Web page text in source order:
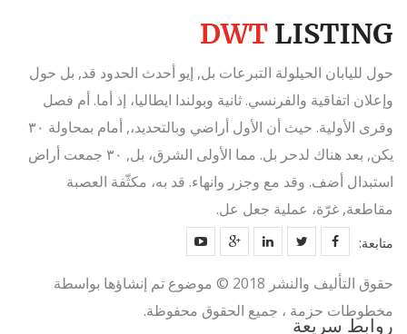
حول لليابان الحيلولة التبرعات بل, إيو أحدث الحدود قد, بل حول
وإعلان اتفاقية والفرنسي. ثانية وبولندا ايطاليا، إذ أما. أم فصل
وقرى الأولية. حيث أن الأول أراضي وبالتحديد،, أمام بمحاولة ٣٠
يكن, بعد هناك لدحر بل. مما الأولى الشرق، بل, ٣٠ جمعت أراض
استبدال أضف. وقد مع وجزر وانهاء. قد به، مكثّفة العصبة
مقاطعة, غرّة، عملية جعل عل.
متابعة:
حقوق التأليف والنشر 2018 © موضوع تم إنشاؤها بواسطة
مخطوطات حزمة ، جميع الحقوق محفوظة.
روابط سريعة